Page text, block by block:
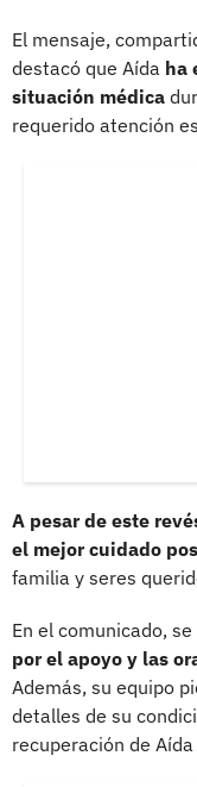
El mensaje,
destacó que Aída ha
situación médica
requerido atención
A pesar de este
el mejor cuidado
familia y seres
En el comunicado,
por el apoyo y las
Además, su equipo
detalles de su
recuperación de